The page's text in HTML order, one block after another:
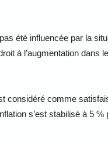
été influencée par la
à l’augmentation dans
considéré comme
s’est stabilisé à 5 %